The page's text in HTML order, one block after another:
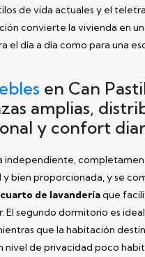
de vida actuales y el
convierte la vivienda en
el día a día como para una
en Can
amplias,
y confort
independiente,
y bien proporcionada, y se
cuarto de lavanderíaque
El segundo dormitorio es
que la habitación
nivel de privacidad poco